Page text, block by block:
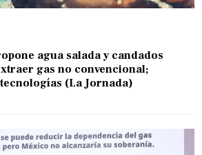
agua salada y candados
gas no convencional;
(La Jornada)